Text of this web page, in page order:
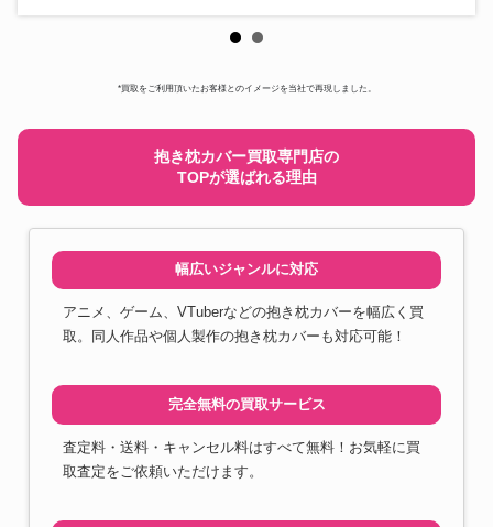
*買取をご利用頂いたお客様とのイメージを当社で再現しました。
抱き枕カバー買取専門店の
TOPが選ばれる理由
幅広いジャンルに対応
アニメ、ゲーム、VTuberなどの抱き枕カバーを幅広く買
取。同人作品や個人製作の抱き枕カバーも対応可能！
完全無料の買取サービス
査定料・送料・キャンセル料はすべて無料！お気軽に買
取査定をご依頼いただけます。